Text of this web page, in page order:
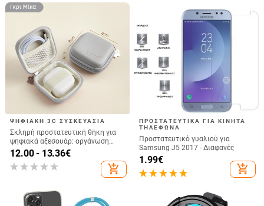
ΨΗΦΙΑΚΉ 3C ΣΥΣΚΕΥΑΣΊΑ
Σκληρή προστατευτική θήκη για
ψηφιακά αξεσουάρ: οργάνωση
καλωδίων και φορτιστών, USB
μνήμη και ακουστικά.
12.00 - 13.36€
add_shopping_cart
ΠΡΟΣΤΑΤΕΥΤΙΚΆ ΓΙΑ ΚΙΝΗΤΆ
ΤΗΛΈΦΩΝΑ
Προστατευτικό γυαλιού για
Samsung J5 2017 - Διαφανές
1.99€
add_shopping_cart